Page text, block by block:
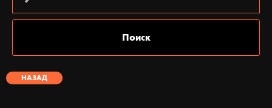
Поиск
НАЗАД
Тип одежды: Жилетки
Описание